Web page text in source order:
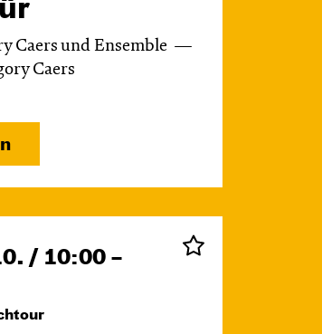
Caers und Ensemble
Caers
/ 10:00 –